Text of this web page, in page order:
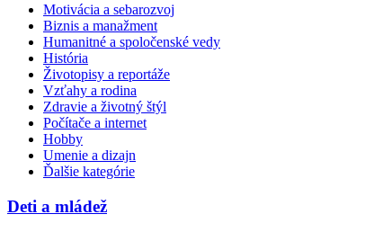
Motivácia a sebarozvoj
Biznis a manažment
Humanitné a spoločenské vedy
História
Životopisy a reportáže
Vzťahy a rodina
Zdravie a životný štýl
Počítače a internet
Hobby
Umenie a dizajn
Ďalšie kategórie
Deti a mládež